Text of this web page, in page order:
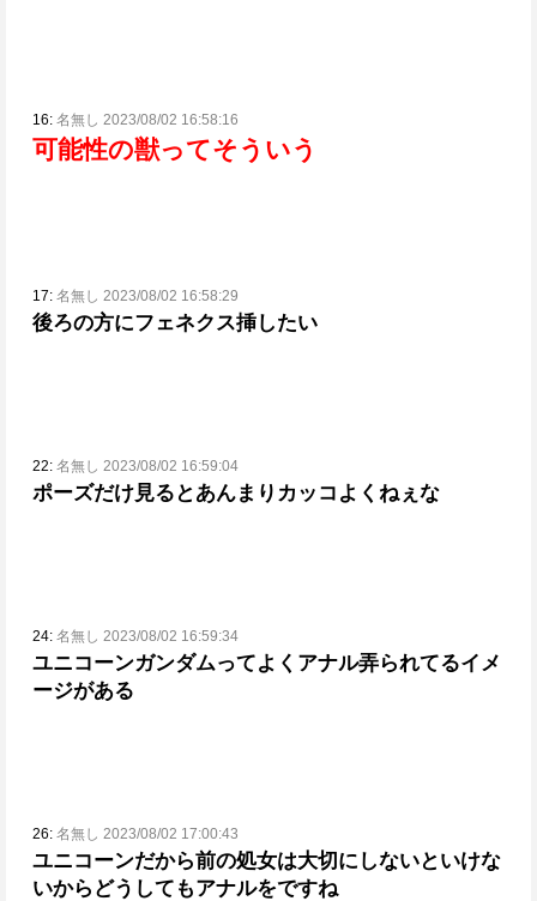
16: 名無し 2023/08/02 16:58:16
可能性の獣ってそういう
17: 名無し 2023/08/02 16:58:29
後ろの方にフェネクス挿したい
22: 名無し 2023/08/02 16:59:04
ポーズだけ見るとあんまりカッコよくねぇな
24: 名無し 2023/08/02 16:59:34
ユニコーンガンダムってよくアナル弄られてるイメ
ージがある
26: 名無し 2023/08/02 17:00:43
ユニコーンだから前の処女は大切にしないといけな
いからどうしてもアナルをですね